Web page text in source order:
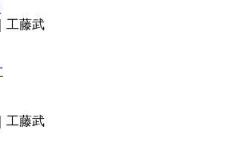
工藤武
工藤武